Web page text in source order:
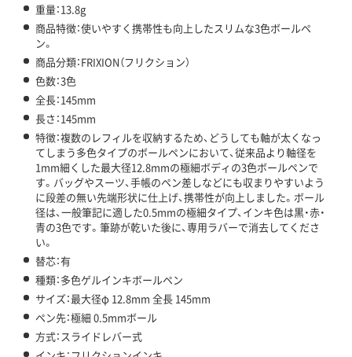
重量：13.8g
商品特徴：使いやすく携帯性も向上したスリムな3色ボールペ
ン。
商品分類：FRIXION（フリクション）
色数：3色
全長：145mm
長さ：145mm
特徴：複数のレフィルを収納するため、どうしても軸が太くなっ
てしまう多色タイプのボールペンにおいて、従来品より軸径を
1mm細くした最大径12.8mmの極細ボディの3色ボールペンで
す。バッグやスーツ、手帳のペン差しなどにも収まりやすいよう
に段差の無い先端形状に仕上げ、携帯性が向上しました。ボール
径は、一般筆記に適した0.5mmの極細タイプ、インキ色は黒・赤・
青の3色です。筆跡が乾いた後に、専用ラバーで消去してくださ
い。
替芯：有
種類：多色ゲルインキボールペン
サイズ：最大径φ 12.8mm 全長 145mm
ペン先：極細 0.5mmボール
方式：スライドレバー式